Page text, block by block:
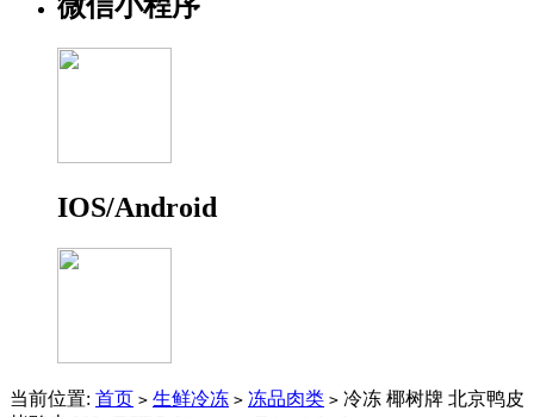
IOS/Android
当前位置: 首页 > 生鲜冷冻 > 冻品肉类 > 冷冻 椰树牌 北京鸭皮